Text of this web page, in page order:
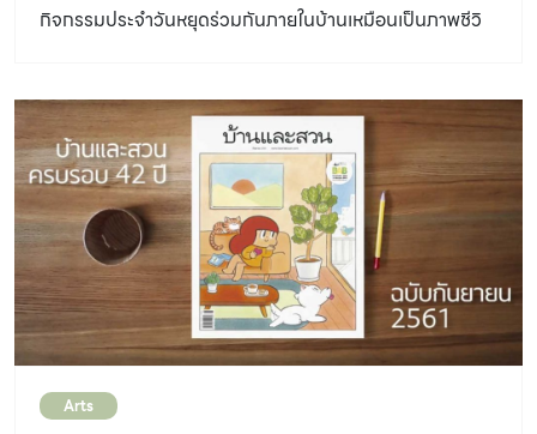
กิจกรรมประจำวันหยุดร่วมกันภายในบ้านเหมือนเป็นภาพชีวิ
มาตลอดทุกเดือนแล้วใครเป็นแฟน บ้านและสวน ตัวจริงจะรู้ว่า
ในฉบับเดือนกันยายนที่ครบรอบเดือนเกิดนั้น มักมีภาพวาด
ปกพิเศษ เป็นของขวัญให้คุณผู้อ่านอยู่เสมอและในปีนี้เราได้
คุณปอ – ศตายุ แสนคำสถาปัตยกรรมศาสตรบัณฑิตป้ายแดง
จากมหาวิทยาลัยเชียงใหม่ ซึ่งเป็นผู้วาดภาพประกอบน่ารักๆ
ให้คอลัมน์ “คน จัด สิ่งของ” ตั้งแต่ฉบับตุลาคมปีที่แล้ว มาช่วย
ถ่ายทอดเรื่องราวความอบอุ่นของสมาชิกในครอบครัวที่ใช้
ภาพชีวิตบ้านๆ ที่เรียบง่ายแต่อุ่นอวลไปด้วยความประทับใจ
Arts